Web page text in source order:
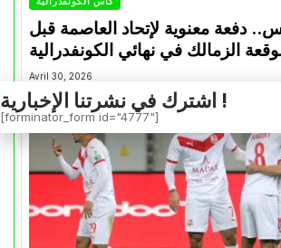
دفعة معنوية لإتحاد العاصمة قبل
الزمالك في نهائي الكونفدرالية
Avril 30, 2026
اشترك في نشرتنا الإخبارية !
[forminator_form id="4777"]